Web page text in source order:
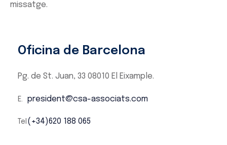
missatge.
Oficina de Barcelona
Pg. de St. Juan, 33 08010 El Eixample.
president@csa-associats.com
(+34)620 188 065